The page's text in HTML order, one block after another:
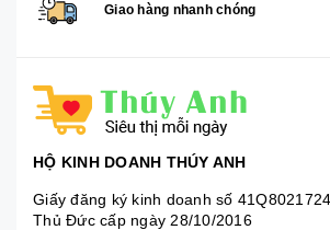
Giao hàng nhanh chóng
HỘ KINH DOANH THÚY ANH
Giấy đăng ký kinh doanh số
Thủ Đức cấp ngày 28/10/2016